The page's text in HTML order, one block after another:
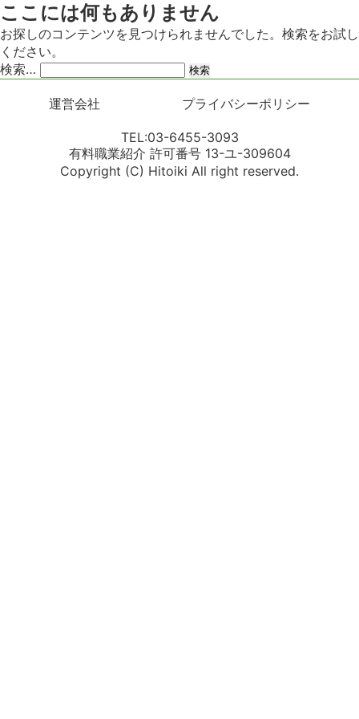
ここには何もありません
お探しのコンテンツを見つけられませんでした。検索をお試し
ください。
検索…
運営会社 プライバシーポリシー
TEL:03-6455-3093
有料職業紹介 許可番号 13-ユ-309604
Copyright (C) Hitoiki All right reserved.